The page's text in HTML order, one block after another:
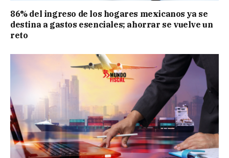
86% del ingreso de los hogares mexicanos ya se
destina a gastos esenciales; ahorrar se vuelve un
reto